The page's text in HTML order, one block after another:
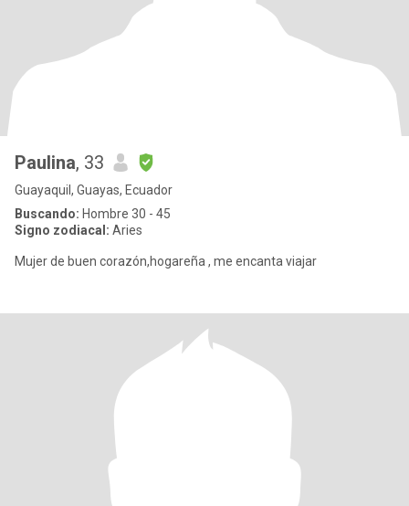
Paulina, 33
Guayaquil, Guayas, Ecuador
Buscando: Hombre 30 - 45
Signo zodiacal: Aries
Mujer de buen corazón,hogareña , me encanta viajar